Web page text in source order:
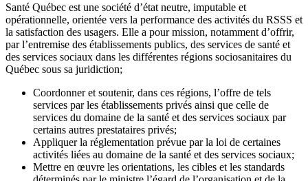
Santé Québec est une société d’état neutre, imputable et
opérationnelle, orientée vers la performance des activités du RSSS et
la satisfaction des usagers. Elle a pour mission, notamment d’offrir,
par l’entremise des établissements publics, des services de santé et
des services sociaux dans les différentes régions sociosanitaires du
Québec sous sa juridiction;
Coordonner et soutenir, dans ces régions, l’offre de tels
services par les établissements privés ainsi que celle de
services du domaine de la santé et des services sociaux par
certains autres prestataires privés;
Appliquer la réglementation prévue par la loi de certaines
activités liées au domaine de la santé et des services sociaux;
Mettre en œuvre les orientations, les cibles et les standards